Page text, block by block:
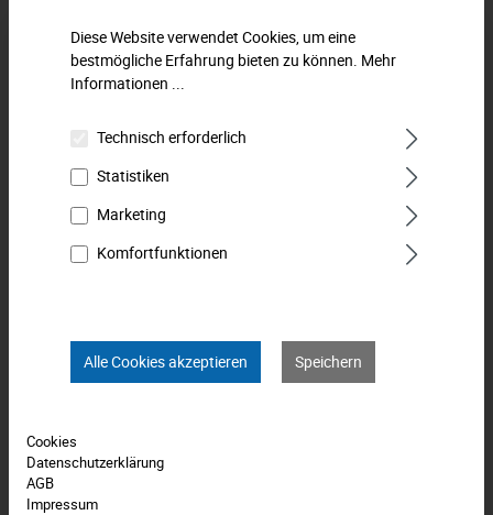
Beschreibung
/ matt verchromt. MATADOR ist einer der Pioniere der
Downloads
Technische Daten
Diese Website verwendet Cookies, um eine
bestmögliche Erfahrung bieten zu können. Mehr
Informationen ...
Technisch erforderlich
Statistiken
Marketing
Komfortfunktionen
Alle Cookies akzeptieren Speichern
Cookies
Datenschutzerklärung
AGB
Impressum